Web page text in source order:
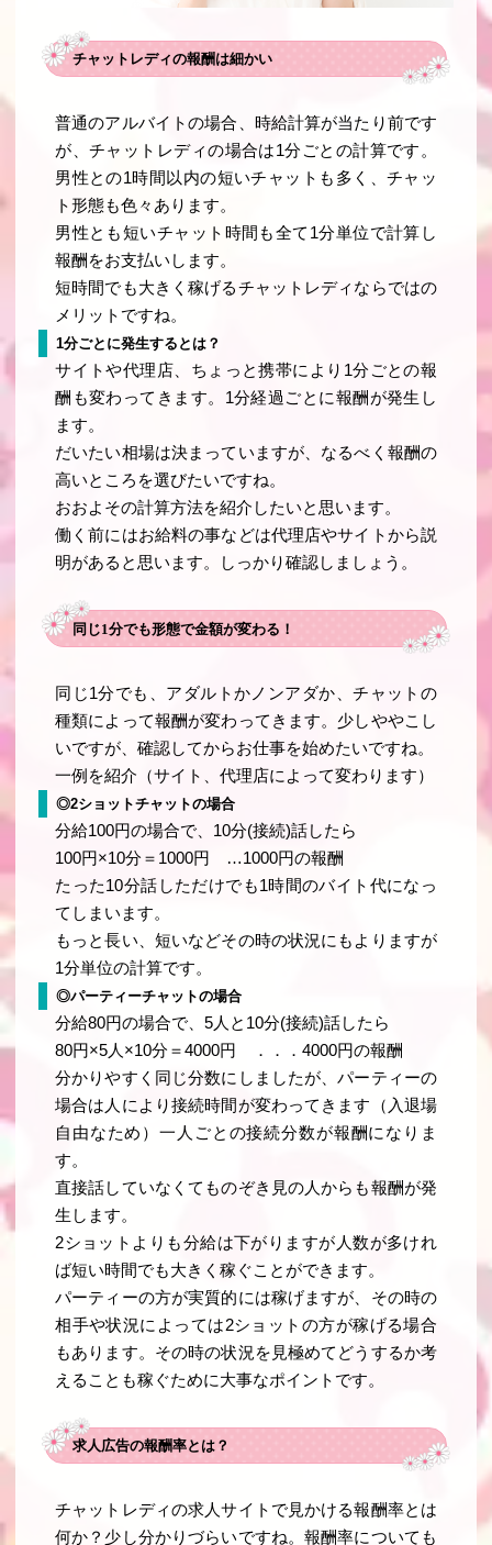
チャットレディの報酬は細かい
普通のアルバイトの場合、時給計算が当たり前です
が、チャットレディの場合は1分ごとの計算です。
男性との1時間以内の短いチャットも多く、チャッ
ト形態も色々あります。
男性とも短いチャット時間も全て1分単位で計算し
報酬をお支払いします。
短時間でも大きく稼げるチャットレディならではの
メリットですね。
1分ごとに発生するとは？
サイトや代理店、ちょっと携帯により1分ごとの報
酬も変わってきます。1分経過ごとに報酬が発生し
ます。
だいたい相場は決まっていますが、なるべく報酬の
高いところを選びたいですね。
おおよその計算方法を紹介したいと思います。
働く前にはお給料の事などは代理店やサイトから説
明があると思います。しっかり確認しましょう。
同じ1分でも形態で金額が変わる！
同じ1分でも、アダルトかノンアダか、チャットの
種類によって報酬が変わってきます。少しややこし
いですが、確認してからお仕事を始めたいですね。
一例を紹介（サイト、代理店によって変わります）
◎2ショットチャットの場合
分給100円の場合で、10分(接続)話したら
100円×10分＝1000円 …1000円の報酬
たった10分話しただけでも1時間のバイト代になっ
てしまいます。
もっと長い、短いなどその時の状況にもよりますが
1分単位の計算です。
◎パーティーチャットの場合
分給80円の場合で、5人と10分(接続)話したら
80円×5人×10分＝4000円 ．．．4000円の報酬
分かりやすく同じ分数にしましたが、パーティーの
場合は人により接続時間が変わってきます（入退場
自由なため）一人ごとの接続分数が報酬になりま
す。
直接話していなくてものぞき見の人からも報酬が発
生します。
2ショットよりも分給は下がりますが人数が多けれ
ば短い時間でも大きく稼ぐことができます。
パーティーの方が実質的には稼げますが、その時の
相手や状況によっては2ショットの方が稼げる場合
もあります。その時の状況を見極めてどうするか考
えることも稼ぐために大事なポイントです。
求人広告の報酬率とは？
チャットレディの求人サイトで見かける報酬率とは
何か？少し分かりづらいですね。報酬率についても